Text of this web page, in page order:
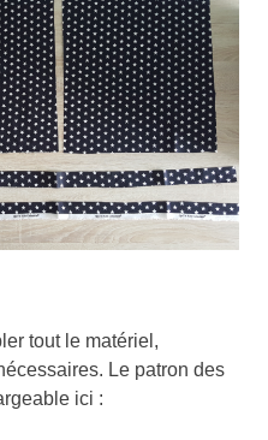
tout le matériel,
Le patron des
ici :